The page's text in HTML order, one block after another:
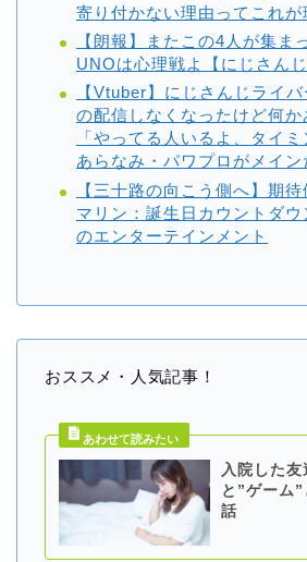
寄り付かない理由ってこれが
【朗報】またこの4人が集ま
UNOは心理戦よ【にじさんじ
【Vtuber】にじさんじライ
の配信しなくなったけど何か
「やってる人いるよ、タイ
あらなみ・パワプロがメイン
【三十路の向こう側へ】期
マリン：誕生日カウントダ
のエンターテインメント
おススメ・人気記事！
入院した友
と”ゲーム
話